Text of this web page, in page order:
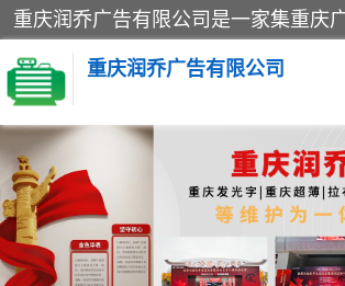
重庆润乔广告有限公司
招牌类 发光字类
灯箱类 形象墙类